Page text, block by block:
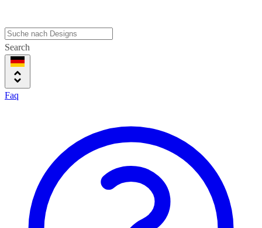
Search
Faq